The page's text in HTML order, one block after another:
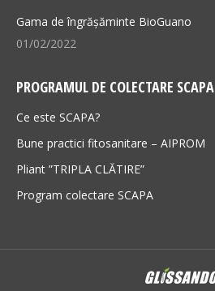
Gama de îngrășăminte BioGuano
01/02/2022
PROGRAMUL DE COLECTARE SCAPA
Ce este SCAPA?
Bune practici fitosanitare – AIPROM
Pliant ”TRIPLA CLĂTIRE”
Program colectare SCAPA